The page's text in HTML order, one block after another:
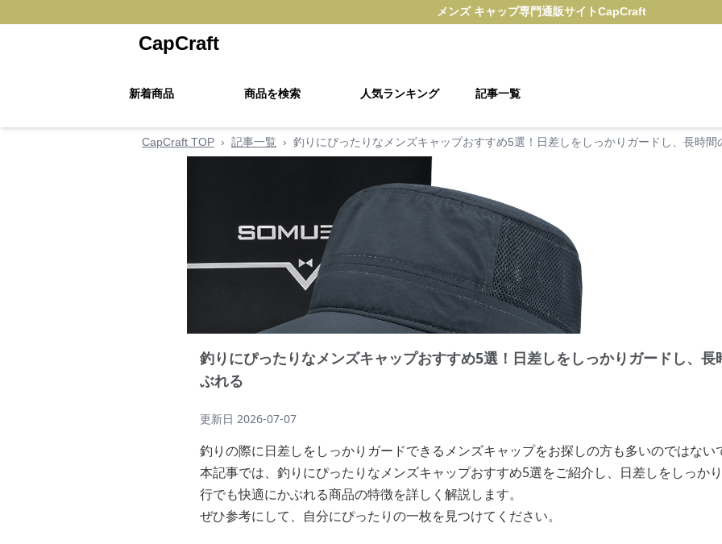
メンズ キャップ専門通販サイトCapCraft
CapCraft
新着商品 商品を検索 人気ランキング 記事一覧
CapCraft TOP › 記事一覧 › 釣りにぴったりなメンズキャップおすすめ5選！日差しをしっかりガードし、長時間
釣りにぴったりなメンズキャップおすすめ5選！日差しをしっかりガードし、
ぶれる
更新日 2026-07-07
釣りの際に日差しをしっかりガードできるメンズキャップをお探しの方も多いのではない
本記事では、釣りにぴったりなメンズキャップおすすめ5選をご紹介し、日差しをしっか
行でも快適にかぶれる商品の特徴を詳しく解説します。
ぜひ参考にして、自分にぴったりの一枚を見つけてください。